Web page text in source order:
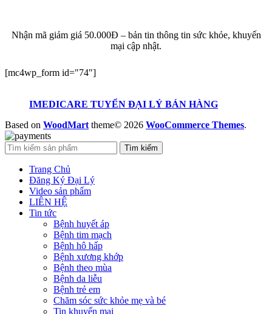
Nhận mã giảm giá 50.000Đ – bản tin thông tin sức khỏe, khuyến
mại cập nhật.
[mc4wp_form id="74"]
IMEDICARE TUYỂN ĐẠI LÝ BÁN HÀNG
Based on WoodMart theme© 2026 WooCommerce Themes.
Tìm kiếm
Trang Chủ
Đăng Ký Đại Lý
Video sản phẩm
LIÊN HỆ
Tin tức
Bệnh huyết áp
Bệnh tim mạch
Bệnh hô hấp
Bệnh xương khớp
Bệnh theo mùa
Bệnh da liễu
Bệnh trẻ em
Chăm sóc sức khỏe mẹ và bé
Tin khuyến mại